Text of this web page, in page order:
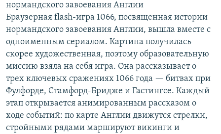
нормандского завоевания Англии
Браузерная flash-игра 1066, посвященная истории
нормандского завоевания Англии, вышла вместе с
одноименным сериалом. Картина получилась
скорее художественная, поэтому образовательную
миссию взяла на себя игра. Она рассказывает о
трех ключевых сражениях 1066 года — битвах при
Фулфорде, Стамфорд-Бридже и Гастингсе. Каждый
этап открывается анимированным рассказом о
ходе событий: по карте Англии движутся стрелки,
стройными рядами маршируют викинги и